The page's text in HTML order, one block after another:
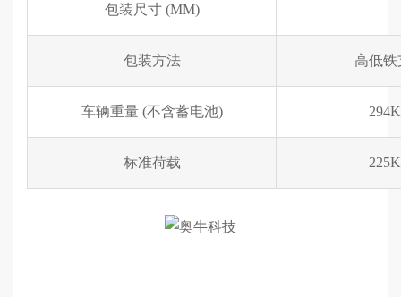
包装尺寸 (MM)
包装方法 高低铁
车辆重量 (不含蓄电池)
标准荷载